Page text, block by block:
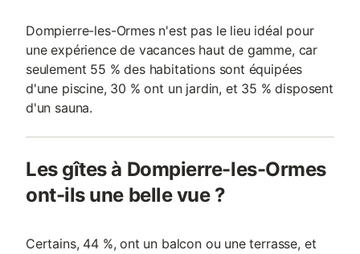
Dompierre-les-Ormes n'est pas le lieu idéal pour
une expérience de vacances haut de gamme, car
seulement 55 % des habitations sont équipées
d'une piscine, 30 % ont un jardin, et 35 % disposent
d'un sauna.
Les gîtes à Dompierre-les-Ormes
ont-ils une belle vue ?
Certains, 44 %, ont un balcon ou une terrasse, et